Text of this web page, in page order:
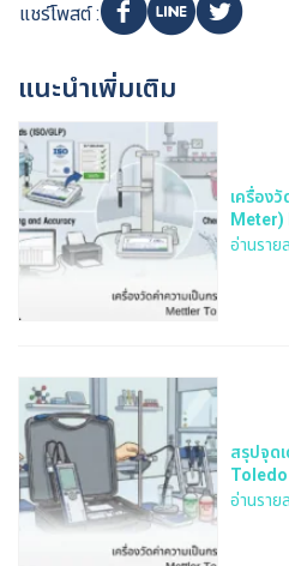
Search
แชร์โพสต์ :
แนะนำเพิ่มเติม
เครื่อง
Meter)
อ่านราย
สรุปจุด
อ่านราย